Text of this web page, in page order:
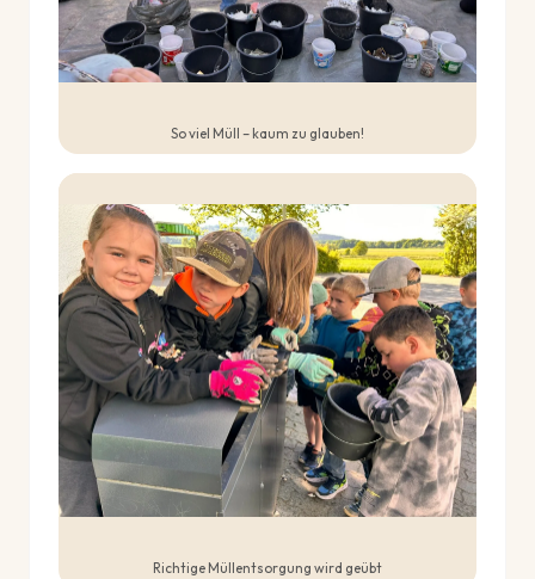
So viel Müll – kaum zu glauben!
Richtige Müllentsorgung wird geübt